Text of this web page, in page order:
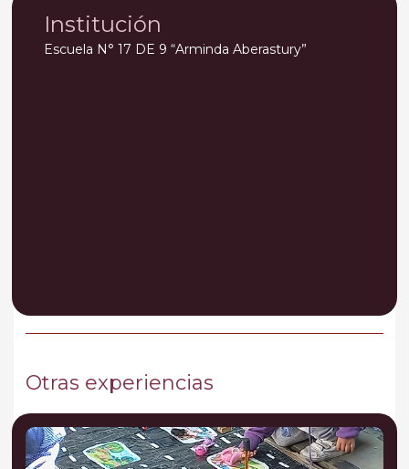
Institución
Escuela N° 17 DE 9 “Arminda Aberastury”
Otras experiencias